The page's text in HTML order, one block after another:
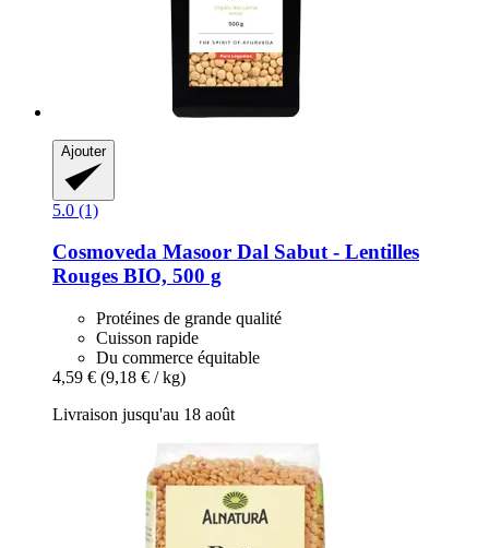
Ajouter
5.0 (1)
Cosmoveda Masoor Dal Sabut -​ Lentilles
Rouges BIO, 500 g
Protéines de grande qualité
Cuisson rapide
Du commerce équitable
4,59 € (9,18 € / kg)
Livraison jusqu'au 18 août